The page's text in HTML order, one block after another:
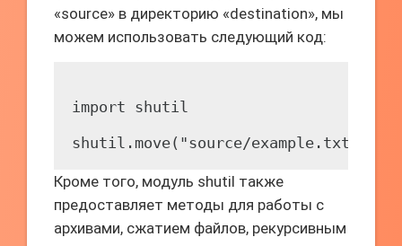
«source» в директорию «destination», мы
можем использовать следующий код:
import shutil
Кроме того, модуль shutil также
предоставляет методы для работы с
архивами, сжатием файлов, рекурсивным